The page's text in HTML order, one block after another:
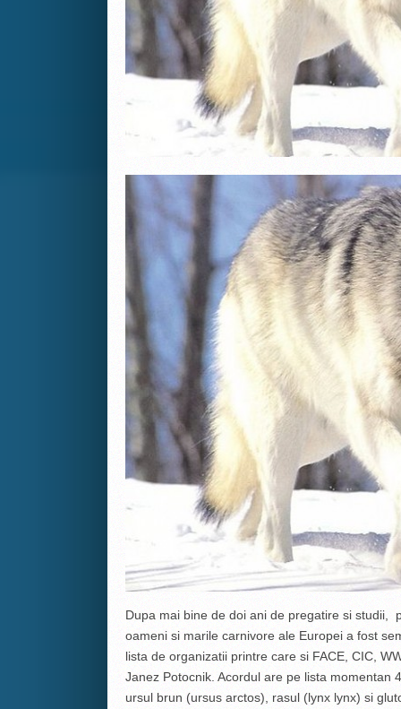
Dupa mai bine de doi ani de pregatire si studii,
oameni si marile carnivore ale Europei a fost
lista de organizatii printre care si FACE, CIC,
Janez Potocnik. Acordul are pe lista momentan
ursul brun (ursus arctos), rasul (lynx lynx) si